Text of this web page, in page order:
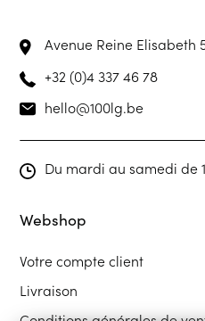
Avenue Reine Elisabeth
+32 (0)4 337 46 78
hello@100lg.be
Du mardi au samedi de
Webshop
Votre compte client
Livraison